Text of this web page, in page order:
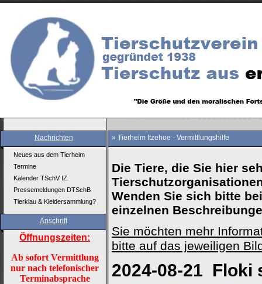
Nachrichten
Neues aus dem Tierheim
Termine
Kalender TSchV IZ
Pressemeldungen DTSchB
Tierklau & Kleidersammlung?
Anschrift
Öffnungszeiten:
Ab sofort Vermittlung
nur nach telefonischer
Terminabsprache
» Tierheim Itzehoe - Vermittlungshilfe
Die Tiere, die Sie hier
Wenden Sie sich bitte
einzelnen
Sie möchten mehr
bitte auf das jeweiligen
2024-08-21 Floki